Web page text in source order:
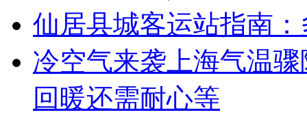
仙居县城客运站指南
冷空气来袭上海气温
回暖还需耐心等